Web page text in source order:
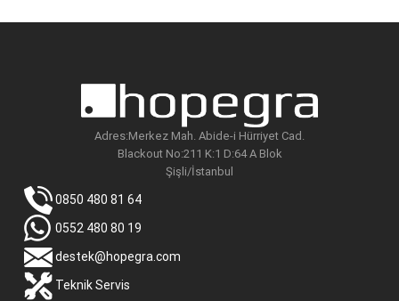
Adres:Merkez Mah. Abide-i Hürriyet Cad.
Blackout No:211 K:1 D:64 A Blok
Şişli/İstanbul
0850 480 81 64
0552 480 80 19
destek@hopegra.com
Teknik Servis